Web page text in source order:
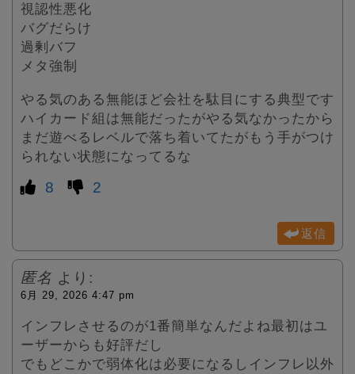
視認性悪化
バグだらけ
過剰バフ
メタ強制
やる気のある無能ほど会社を駄目にする典型です
ハイカード組は無能だったがやる気なかったから
まだ遊べるレベルで落ち着いてたがもう手がつけ
られない状態になってるな
8 2
返信
匿名 より:
6月 29, 2026 4:47 pm
インフレさせるのが1番簡単なんだよね最初はユ
ーザーからも好評だし
でもどこかで弱体化は必要になるしインフレ以外